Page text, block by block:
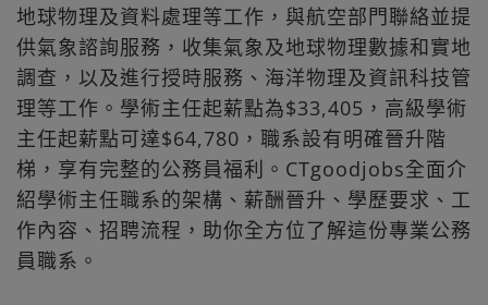
地球物理及資料處理等工作，與航空部門聯絡並提
供氣象諮詢服務，收集氣象及地球物理數據和實地
調查，以及進行授時服務、海洋物理及資訊科技管
理等工作。學術主任起薪點為$33,405，高級學術
主任起薪點可達$64,780，職系設有明確晉升階
梯，享有完整的公務員福利。CTgoodjobs全面介
紹學術主任職系的架構、薪酬晉升、學歷要求、工
作內容、招聘流程，助你全方位了解這份專業公務
員職系。